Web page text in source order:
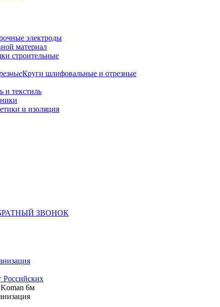
электроды
материал
строительные
Круги шлифовальные и отрезные
и текстиль
и изоляция
ЗВОНОК
6м